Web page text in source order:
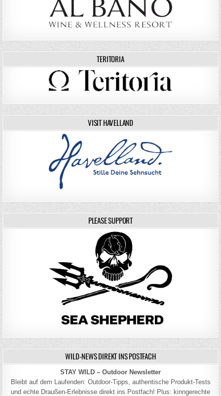
TERITORIA
VISIT HAVELLAND
PLEASE SUPPORT
WILD-NEWS DIREKT INS POSTFACH
STAY WILD – Outdoor Newsletter
Bleibt auf dem Laufenden: Outdoor-Tipps, authentische Produkt-Tests
und echte Draußen-Erlebnisse direkt ins Postfach! Plus: kinngerechte